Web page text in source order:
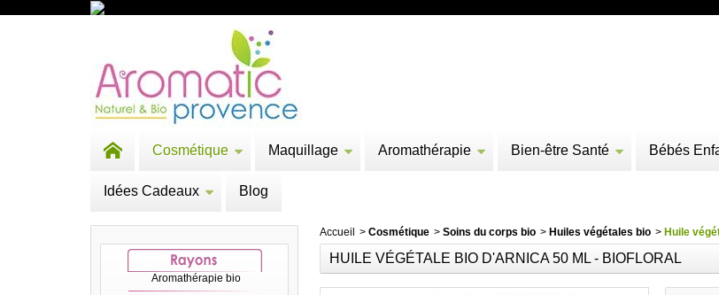
Cosmétique Maquillage Aromathérapie Bien-être Santé Bébés
Idées Cadeaux Blog
Aromathérapie bio
Accueil > Cosmétique > Soins du corps bio > Huiles végétales bio > Huile
HUILE VÉGÉTALE BIO D'ARNICA 50 ML - BIOFLORAL